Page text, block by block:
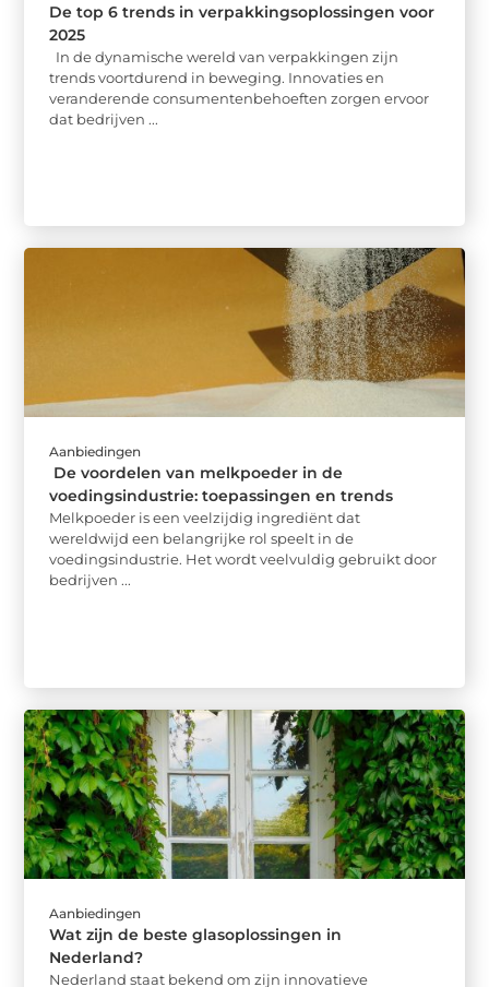
De top 6 trends in verpakkingsoplossingen voor
2025
In de dynamische wereld van verpakkingen zijn
trends voortdurend in beweging. Innovaties en
veranderende consumentenbehoeften zorgen ervoor
dat bedrijven ...
Aanbiedingen
De voordelen van melkpoeder in de
voedingsindustrie: toepassingen en trends
Melkpoeder is een veelzijdig ingrediënt dat
wereldwijd een belangrijke rol speelt in de
voedingsindustrie. Het wordt veelvuldig gebruikt door
bedrijven ...
Aanbiedingen
Wat zijn de beste glasoplossingen in
Nederland?
Nederland staat bekend om zijn innovatieve